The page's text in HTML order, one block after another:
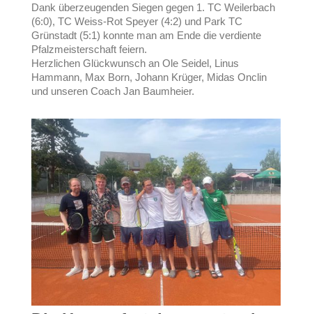
Dank überzeugenden Siegen gegen 1. TC Weilerbach
(6:0), TC Weiss-Rot Speyer (4:2) und Park TC
Grünstadt (5:1) konnte man am Ende die verdiente
Pfalzmeisterschaft feiern.
Herzlichen Glückwunsch an Ole Seidel, Linus
Hammann, Max Born, Johann Krüger, Midas Onclin
und unseren Coach Jan Baumheier.